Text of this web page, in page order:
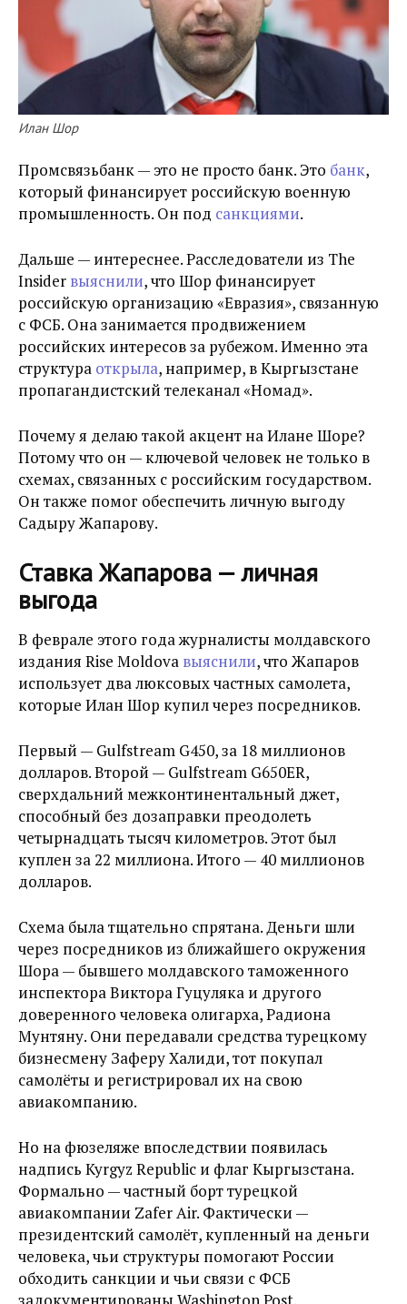
Илан Шор
Промсвязьбанк — это не просто банк. Это банк,
который финансирует российскую военную
промышленность. Он под санкциями.
Дальше — интереснее. Расследователи из The
Insider выяснили, что Шор финансирует
российскую организацию «Евразия», связанную
с ФСБ. Она занимается продвижением
российских интересов за рубежом. Именно эта
структура открыла, например, в Кыргызстане
пропагандистский телеканал «Номад».
Почему я делаю такой акцент на Илане Шоре?
Потому что он — ключевой человек не только в
схемах, связанных с российским государством.
Он также помог обеспечить личную выгоду
Садыру Жапарову.
Ставка Жапарова — личная
выгода
В феврале этого года журналисты молдавского
издания Rise Moldova выяснили, что Жапаров
использует два люксовых частных самолета,
которые Илан Шор купил через посредников.
Первый — Gulfstream G450, за 18 миллионов
долларов. Второй — Gulfstream G650ER,
сверхдальний межконтинентальный джет,
способный без дозаправки преодолеть
четырнадцать тысяч километров. Этот был
куплен за 22 миллиона. Итого — 40 миллионов
долларов.
Схема была тщательно спрятана. Деньги шли
через посредников из ближайшего окружения
Шора — бывшего молдавского таможенного
инспектора Виктора Гуцуляка и другого
доверенного человека олигарха, Радиона
Мунтяну. Они передавали средства турецкому
бизнесмену Заферу Халиди, тот покупал
самолёты и регистрировал их на свою
авиакомпанию.
Но на фюзеляже впоследствии появилась
надпись Kyrgyz Republic и флаг Кыргызстана.
Формально — частный борт турецкой
авиакомпании Zafer Air. Фактически —
президентский самолёт, купленный на деньги
человека, чьи структуры помогают России
обходить санкции и чьи связи с ФСБ